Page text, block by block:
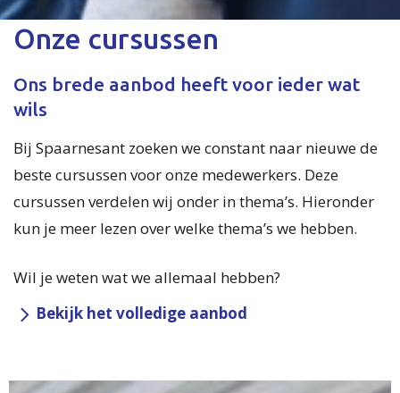
Onze cursussen
Ons brede aanbod heeft voor ieder wat
wils
Bij Spaarnesant zoeken we constant naar nieuwe de
beste cursussen voor onze medewerkers. Deze
cursussen verdelen wij onder in thema’s. Hieronder
kun je meer lezen over welke thema’s we hebben.
Wil je weten wat we allemaal hebben?
Bekijk het volledige aanbod